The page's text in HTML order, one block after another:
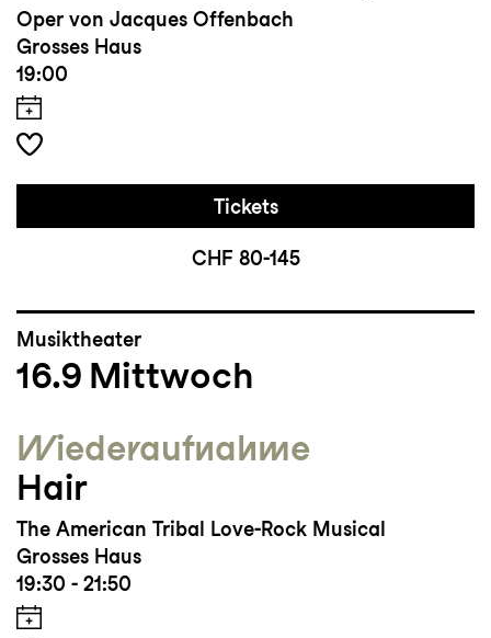
Oper von Jacques Offenbach
Grosses Haus
19:00
Tickets
CHF 80-145
Musiktheater
16.9 Mittwoch
Wieder­aufnahme
Hair
The American Tribal Love-Rock Musical
Grosses Haus
19:30 - 21:50